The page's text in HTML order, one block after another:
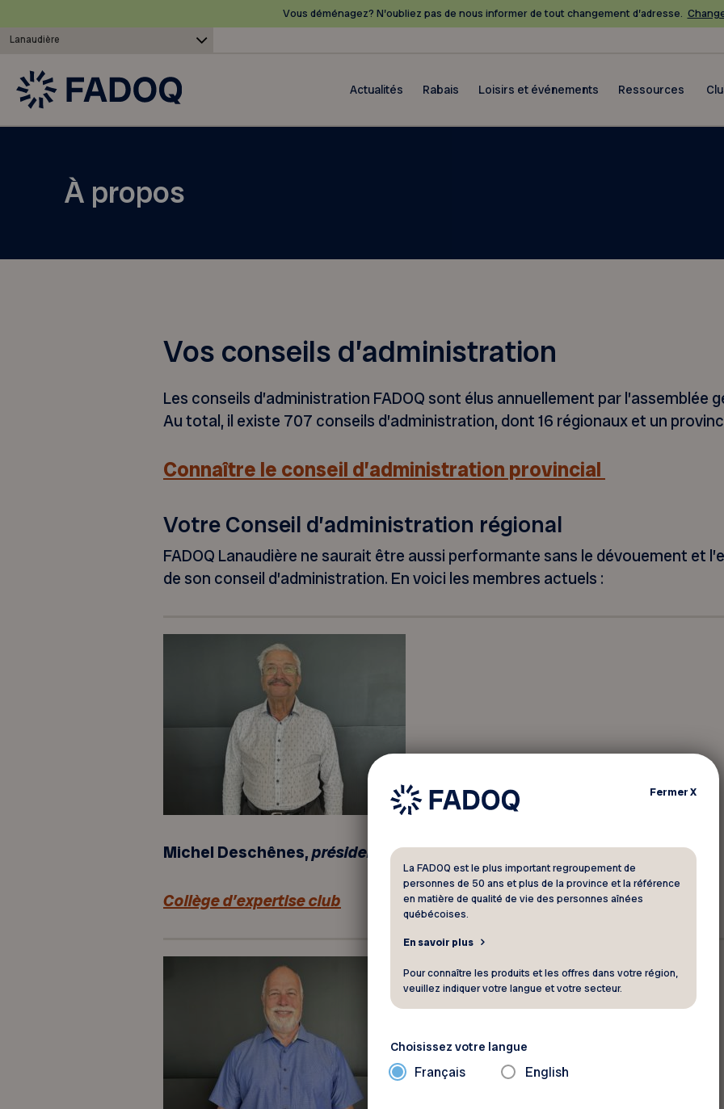
Vous déménagez? N’oubliez pas de nous informer de tout changement d’adresse.
Lanaudière
Actualités Rabais Loisirs et événements Ressources
À propos
Vos conseils d’administration
Les conseils d’administration FADOQ sont élus annuellement par l’assemblée
Au total, il existe 707 conseils d’administration, dont 16 régionaux et un
Connaître le conseil d’administration provincial
Votre Conseil d’administration régional
FADOQ Lanaudière ne saurait être aussi performante sans le dévouement et
de son conseil d’administration. En voici les membres actuels :
Michel Deschênes,président
Collège d’expertise club
FermerX
La FADOQ est le plus important regroupement de
personnes de 50 ans et plus de la province et la référence
en matière de qualité de vie des personnes aînées
québécoises.
En savoir plus
Pour connaître les produits et les offres dans votre région,
veuillez indiquer votre langue et votre secteur.
Choisissez votre langue
Français English